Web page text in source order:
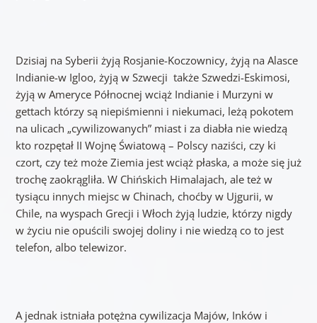
Dzisiaj na Syberii żyją Rosjanie-Koczownicy, żyją na Alasce
Indianie-w Igloo, żyją w Szwecji także Szwedzi-Eskimosi,
żyją w Ameryce Północnej wciąż Indianie i Murzyni w
gettach którzy są niepiśmienni i niekumaci, leżą pokotem
na ulicach „cywilizowanych” miast i za diabła nie wiedzą
kto rozpętał II Wojnę Światową – Polscy naziści, czy ki
czort, czy też może Ziemia jest wciąż płaska, a może się już
trochę zaokrągliła. W Chińskich Himalajach, ale też w
tysiącu innych miejsc w Chinach, choćby w Ujgurii, w
Chile, na wyspach Grecji i Włoch żyją ludzie, którzy nigdy
w życiu nie opuścili swojej doliny i nie wiedzą co to jest
telefon, albo telewizor.
A jednak istniała potężna cywilizacja Majów, Inków i